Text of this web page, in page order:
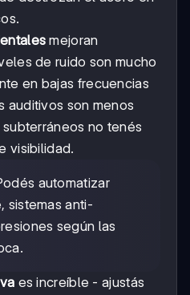
mejoran
de ruido son mucho
en bajas frecuencias
son menos
no tenés
visibilidad.
automatizar
sistemas anti-
según las
es increíble - ajustás